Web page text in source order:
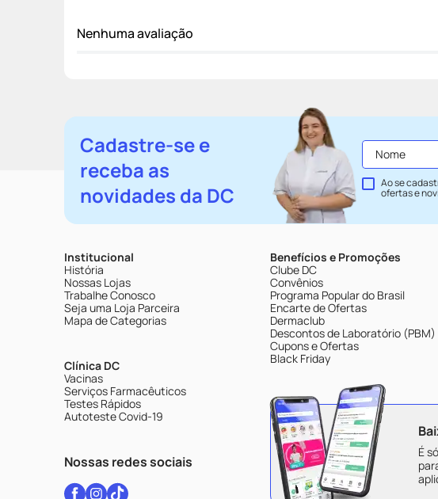
Nenhuma avaliação
Cadastre-se e
receba as
novidades da DC
Ao se
ofertas e
Institucional
História
Nossas Lojas
Trabalhe Conosco
Seja uma Loja Parceira
Mapa de Categorias
Clínica DC
Vacinas
Serviços Farmacêuticos
Testes Rápidos
Autoteste Covid-19
Nossas redes sociais
Benefícios e Promoções
Clube DC
Convênios
Programa Popular do Brasil
Encarte de Ofertas
Dermaclub
Descontos de Laboratório (PBM)
Cupons e Ofertas
Black Friday
É